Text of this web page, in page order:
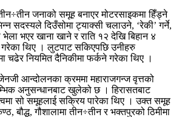
जनाको समूह बनाएर मोटरसाइकमा हिँड्ने
सदस्यले दिउँसोमा ट्याक्सी चलाउने, ‘रेकी’ गर्ने,
भएर खाना खाने र राति १२ देखि बिहान ४
थिए । लुटपाट सकिएपछि उनीहरु
चढेर नियमित दैनिकीमा फर्कने गरेका थिए ।
आन्दोलनका क्रममा महाराजगन्ज वृत्तको
अनुसन्धानबाट खुलेको छ । हिरासतबाट
सो समूहलाई सक्रिय पारेका थिए । उक्त समूह
बौद्ध, गौशालामा तीन÷तीन र भक्तपुरको ठिमीमा